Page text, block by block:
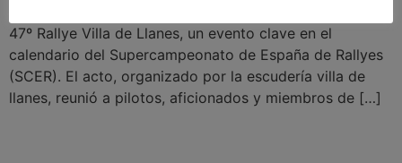
47º Rallye Villa de Llanes, un evento clave en el
calendario del Supercampeonato de España de Rallyes
(SCER). El acto, organizado por la escudería villa de
llanes, reunió a pilotos, aficionados y miembros de […]